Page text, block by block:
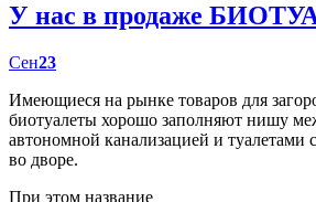
У нас в продаже
Сен23
Имеющиеся на рынке товаров для
биотуалеты хорошо заполняют нишу
автономной канализацией и туалетами
во дворе.
При этом название